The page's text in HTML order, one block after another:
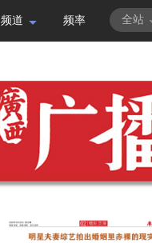
频道 频率 全站